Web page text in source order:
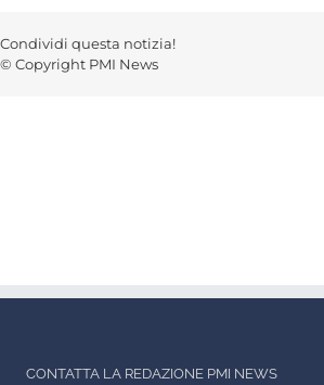
Condividi questa notizia!
© Copyright PMI News
CONTATTA LA REDAZIONE PMI NEWS